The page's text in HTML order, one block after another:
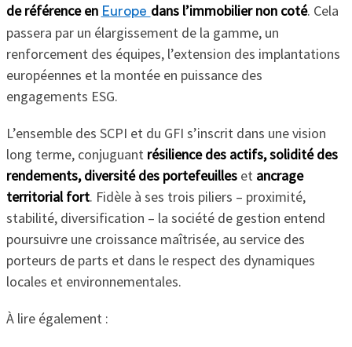
de référence en Europe dans l’immobilier non coté. Cela
passera par un élargissement de la gamme, un
renforcement des équipes, l’extension des implantations
européennes et la montée en puissance des
engagements ESG.
L’ensemble des SCPI et du GFI s’inscrit dans une vision
long terme, conjuguant résilience des actifs, solidité des
rendements, diversité des portefeuilleset ancrage
territorial fort. Fidèle à ses trois piliers – proximité,
stabilité, diversification – la société de gestion entend
poursuivre une croissance maîtrisée, au service des
porteurs de parts et dans le respect des dynamiques
locales et environnementales.
À lire également :